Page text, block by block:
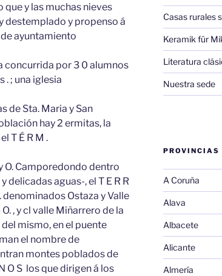
que y las muchas nieves
destemplado y propenso á
de ayuntamiento
concurrida por 3 0 alumnos
. ; una iglesia
de Sta. Maria y San
hay 2 ermitas, la
T É R M .
O. Camporedondo dentro
delicadas aguas-, el T E R R
denominados Ostaza y Valle
, y cl valle Miñarrero de la
mismo, en el puente
el nombre de
montes poblados de
O S los que dirigen á los
Casas rurales
Keramik für
Literatura
Nuestra sede
PROVINCIAS
A Coruña
Alava
Albacete
Alicante
Almería